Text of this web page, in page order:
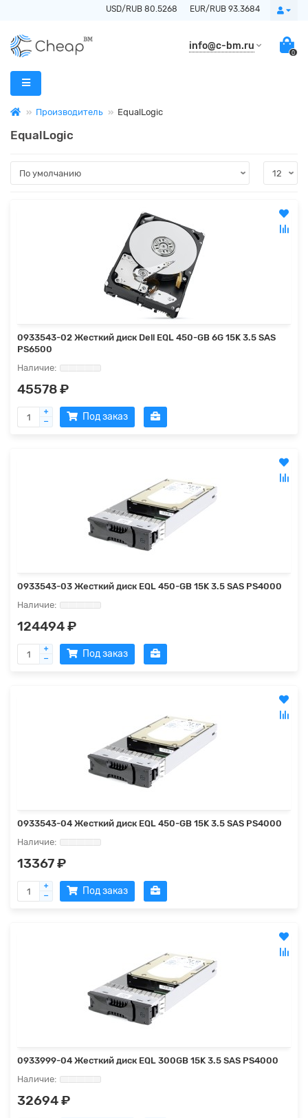
USD/RUB 80.5268 EUR/RUB 93.3684
info@c-bm.ru
0
Производитель EqualLogic
EqualLogic
0933543-02 Жесткий диск Dell EQL 450-GB 6G 15K 3.5 SAS
PS6500
45578 ₽
Под заказ
0933543-03 Жесткий диск EQL 450-GB 15K 3.5 SAS PS4000
124494 ₽
Под заказ
0933543-04 Жесткий диск EQL 450-GB 15K 3.5 SAS PS4000
13367 ₽
Под заказ
0933999-04 Жесткий диск EQL 300GB 15K 3.5 SAS PS4000
32694 ₽